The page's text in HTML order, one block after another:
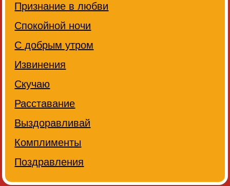
Признание в любви
Спокойной ночи
С добрым утром
Извинения
Скучаю
Расставание
Выздоравливай
Комплименты
Поздравления